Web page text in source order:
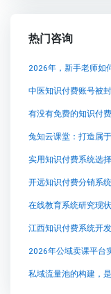
热门咨询
2026年，新手老师如
中医知识付费账号被
兔知云课堂：打造属
实用知识付费系统选
在线教育系统研究现
2026年公域卖课平台
私域流量池的构建，